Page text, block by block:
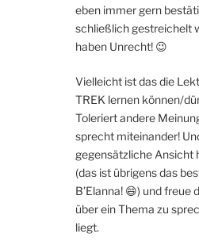
eben immer gern
schließlich gestreichelt
haben Unrecht! 😉
Vielleicht ist das die
TREK lernen können/
Toleriert andere
sprecht miteinander!
gegensätzliche Ansicht
(das ist übrigens das
B’Elanna! 😄) und freue
über ein Thema zu
liegt.